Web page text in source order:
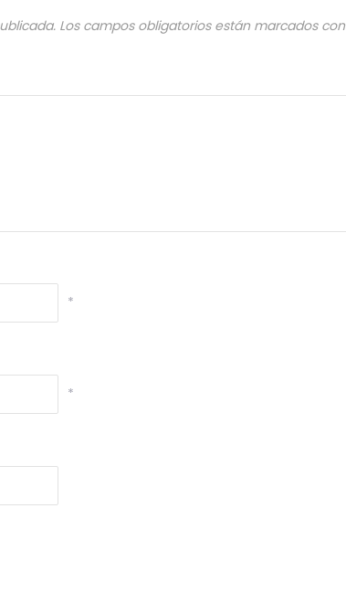
Los campos obligatorios están marcados con
*
*